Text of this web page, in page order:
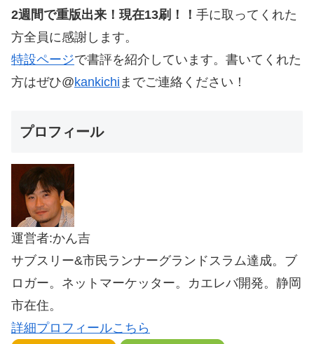
2週間で重版出来！現在13刷！！ 手に取ってくれた
方全員に感謝します。
特設ページで書評を紹介しています。書いてくれた
方はぜひ@kankichi までご連絡ください！
プロフィール
運営者:かん吉
サブスリー&市民ランナーグランドスラム達成。ブ
ロガー。ネットマーケッター。カエレバ開発。静岡
市在住。
詳細プロフィールこちら